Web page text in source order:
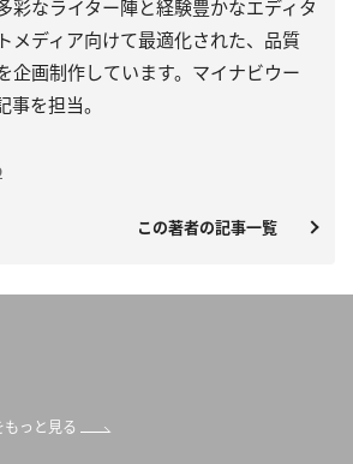
彩なライター陣と経験豊かなエディタ
メディア向けて最適化された、品質
企画制作しています。マイナビウー
事を担当。
この著者の記事一覧
もっと見る